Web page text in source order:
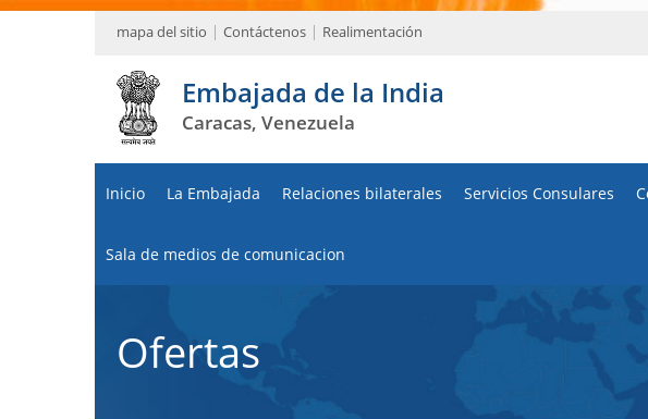
mapa del sitio Contáctenos Realimentación
Embajada de la India
Caracas, Venezuela
Inicio La Embajada Relaciones bilaterales Servicios Consulares
Sala de medios de comunicacion
Ofertas